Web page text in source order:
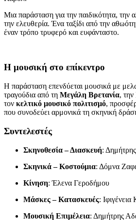
Μια παράσταση για την παιδικότητα, την
την ελευθερία. Ένα ταξίδι από την
έναν τρόπο τρυφερό και ευφάνταστο.
Η μουσική στο επίκεντρο
Η παράσταση επενδύεται μουσικά με
τραγούδια από τη Μεγάλη Βρετανία, την
τον κελτικό μουσικό πολιτισμό,
που συνοδεύει αρμονικά τη σκηνική
Συντελεστές
Σκηνοθεσία – Διασκευή:
Σκηνικά – Κοστούμια: Δόμνα
Κίνηση: Έλενα Γεροδήμου
Μάσκες – Κατασκευές:
Μουσική Επιμέλεια: Δημήτρης